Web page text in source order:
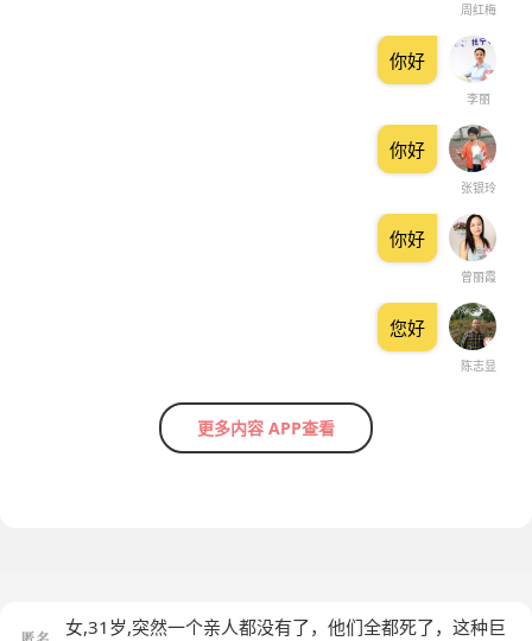
周红梅
李丽
你好
张银玲
你好
曾丽霞
你好
陈志显
您好
更多内容 APP查看
女,31岁,突然一个亲人都没有了，他们全都死了，这种巨